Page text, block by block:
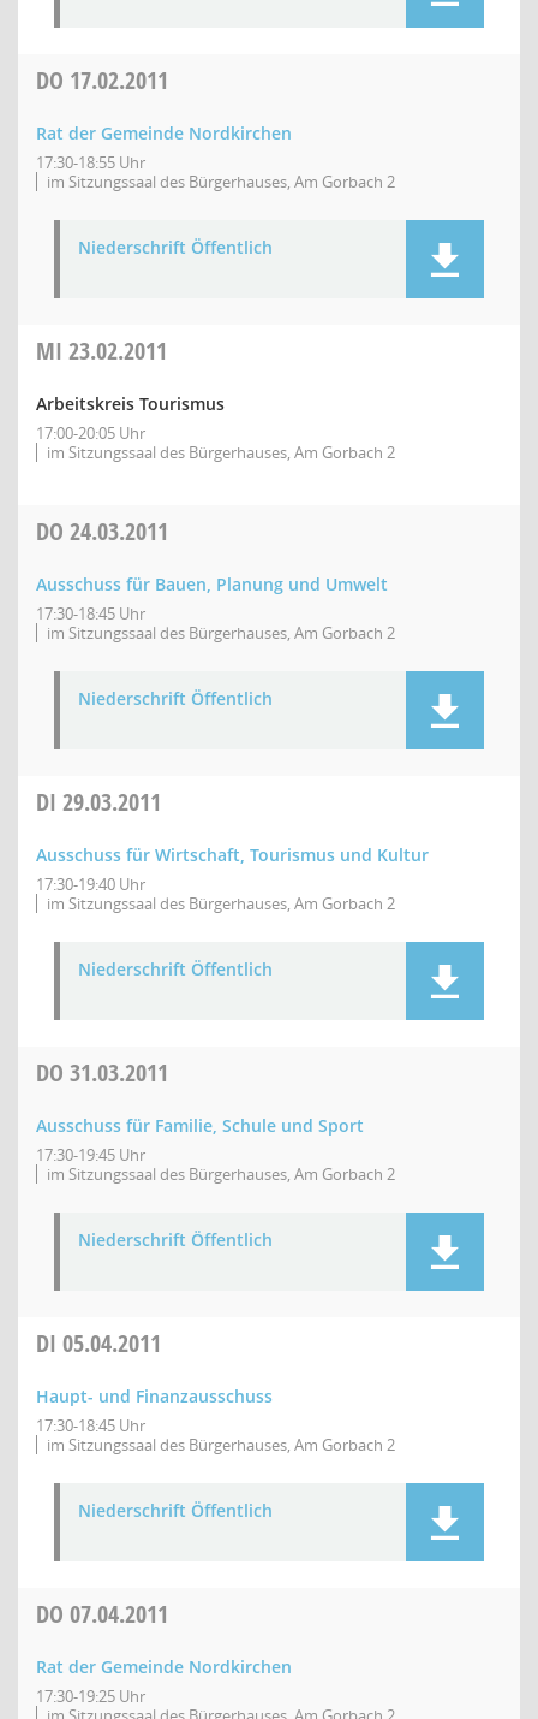
DO 17.02.2011
Rat der Gemeinde Nordkirchen
17:30-18:55 Uhr
im Sitzungssaal des Bürgerhauses, Am Gorbach 2
Niederschrift Öffentlich
MI 23.02.2011
Arbeitskreis Tourismus
17:00-20:05 Uhr
im Sitzungssaal des Bürgerhauses, Am Gorbach 2
DO 24.03.2011
Ausschuss für Bauen, Planung und Umwelt
17:30-18:45 Uhr
im Sitzungssaal des Bürgerhauses, Am Gorbach 2
Niederschrift Öffentlich
DI 29.03.2011
Ausschuss für Wirtschaft, Tourismus und Kultur
17:30-19:40 Uhr
im Sitzungssaal des Bürgerhauses, Am Gorbach 2
Niederschrift Öffentlich
DO 31.03.2011
Ausschuss für Familie, Schule und Sport
17:30-19:45 Uhr
im Sitzungssaal des Bürgerhauses, Am Gorbach 2
Niederschrift Öffentlich
DI 05.04.2011
Haupt- und Finanzausschuss
17:30-18:45 Uhr
im Sitzungssaal des Bürgerhauses, Am Gorbach 2
Niederschrift Öffentlich
DO 07.04.2011
Rat der Gemeinde Nordkirchen
17:30-19:25 Uhr